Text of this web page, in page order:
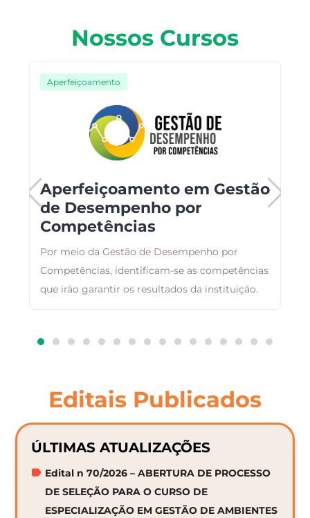
Nossos Cursos
Aperfeiçoamento
Aperfeiçoamento em Gestão
de Desempenho por
Competências
Por meio da Gestão de Desempenho por
Competências, identificam-se as competências
que irão garantir os resultados da instituição.
Editais Publicados
ÚLTIMAS ATUALIZAÇÕES
Edital n 70/2026 – ABERTURA DE PROCESSO
DE SELEÇÃO PARA O CURSO DE
ESPECIALIZAÇÃO EM GESTÃO DE AMBIENTES